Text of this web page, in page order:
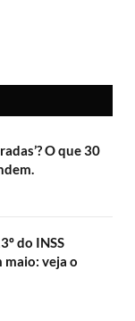
O que 30
do INSS
maio: veja o